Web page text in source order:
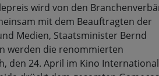
wird von den
mit dem Beauftragten der
Medien, Staatsminister Bernd
werden die renommierten
den 24. April im Kino